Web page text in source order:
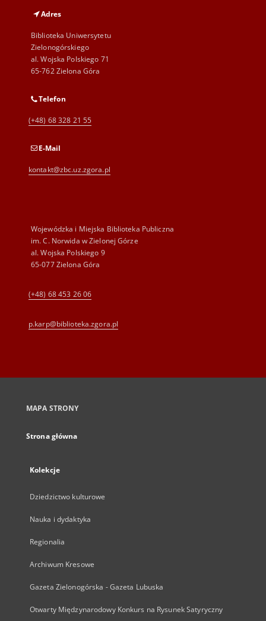
Adres
Biblioteka Uniwersytetu
Zielonogórskiego
al. Wojska Polskiego 71
65-762 Zielona Góra
Telefon
(+48) 68 328 21 55
E-Mail
kontakt@zbc.uz.zgora.pl
Wojewódzka i Miejska Biblioteka Publiczna
im. C. Norwida w Zielonej Górze
al. Wojska Polskiego 9
65-077 Zielona Góra
(+48) 68 453 26 06
p.karp@biblioteka.zgora.pl
MAPA STRONY
Strona główna
Kolekcje
Dziedzictwo kulturowe
Nauka i dydaktyka
Regionalia
Archiwum Kresowe
Gazeta Zielonogórska - Gazeta Lubuska
Otwarty Międzynarodowy Konkurs na Rysunek Satyryczny